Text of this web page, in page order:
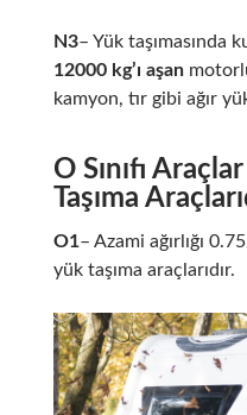
N3– Yük taşımasında
12000 kg’ı aşan
kamyon, tır gibi ağır
O Sınıfı
Taşıma
O1– Azami ağırlığı
yük taşıma araçlarıdır.